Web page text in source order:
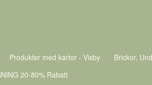
Produkter med kartor - Visby
Brickor,
20-80% Rabatt